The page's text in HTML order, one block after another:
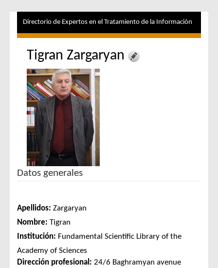
Directorio de Expertos en el Tratamiento de la Información
Tigran Zargaryan
Datos generales
Apellidos: Zargaryan
Nombre: Tigran
Institución: Fundamental Scientific Library of the
Academy of Sciences
Dirección profesional: 24/6 Baghramyan avenue